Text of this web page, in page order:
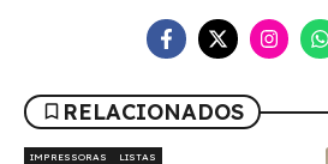
RELACIONADOS
IMPRESSORAS LISTAS